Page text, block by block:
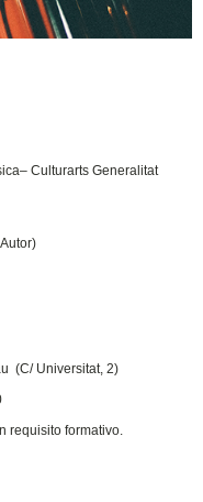
Culturarts Generalitat
(C/ Universitat, 2)
requisito formativo.